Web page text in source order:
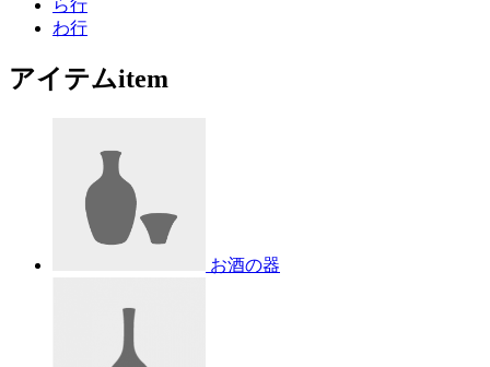
ら行
わ行
アイテムitem
お酒の器